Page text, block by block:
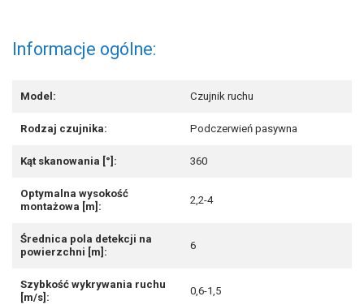
Informacje ogólne:
Model: Czujnik ruchu
Rodzaj czujnika: Podczerwień pasywna
Kąt skanowania [°]: 360
Optymalna wysokość
montażowa [m]:
2,2-4
Średnica pola detekcji na
powierzchni [m]:
6
Szybkość wykrywania ruchu
[m/s]:
0,6-1,5